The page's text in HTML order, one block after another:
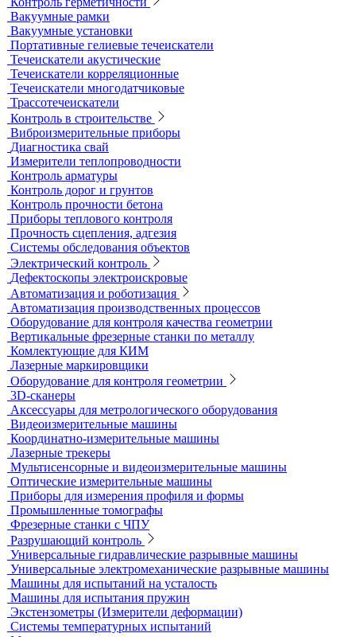
Датчики к толщиномерам покрытий
Абразиометры
Блескомеры, колориметры
Контроль герметичности
Вакуумные рамки
Вакуумные установки
Портативные гелиевые течеискатели
Течеискатели акустические
Течеискатели корреляционные
Течеискатели многодатчиковые
Трассотечеискатели
Контроль в строительстве
Виброизмерительные приборы
Диагностика свай
Измерители теплопроводности
Контроль арматуры
Контроль дорог и грунтов
Контроль прочности бетона
Приборы теплового контроля
Прочность сцепления, адгезия
Системы обследования объектов
Электрический контроль
Дефектоскопы электроискровые
Автоматизация и роботизация
Автоматизация производственных процессов
Оборудование для контроля качества геометрии
Вертикальные фрезерные станки по металлу
Комлектующие для КИМ
Лазерные маркировщики
Оборудование для контроля геометрии
3D-сканеры
Аксессуары для метрологического оборудования
Видеоизмерительные машины
Координатно-измерительные машины
Лазерные трекеры
Мультисенсорные и видеоизмерительные машины
Оптические измерительные машины
Приборы для измерения профиля и формы
Промышленные томографы
Фрезерные станки с ЧПУ